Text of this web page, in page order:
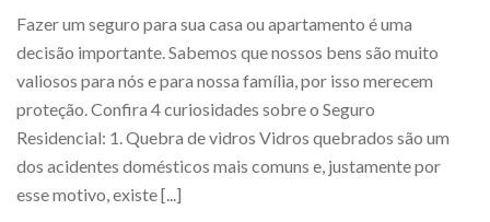
Fazer um seguro para sua casa ou apartamento é uma
decisão importante. Sabemos que nossos bens são muito
valiosos para nós e para nossa família, por isso merecem
proteção. Confira 4 curiosidades sobre o Seguro
Residencial: 1. Quebra de vidros Vidros quebrados são um
dos acidentes domésticos mais comuns e, justamente por
esse motivo, existe [...]